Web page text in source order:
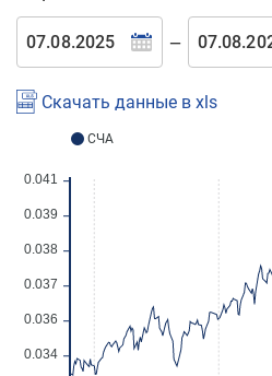
—
Скачать данные в xls
СЧА
0.041
0.039
0.038
0.037
0.036
0.034